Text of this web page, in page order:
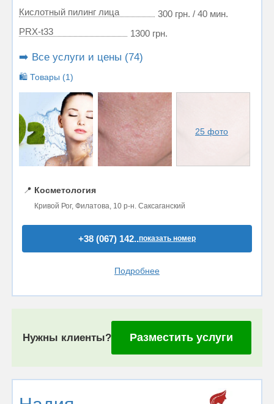
Кислотный пилинг лица
300 грн. / 40 мин.
PRX-t33
1300 грн.
➡️ Все услуги и цены (74)
🛍️ Товары (1)
25 фото
📍 Косметология
Кривой Рог, Филатова, 10 р-н. Саксаганский
+38 (067) 142..показать номер
Подробнее
Нужны клиенты? Разместить услуги